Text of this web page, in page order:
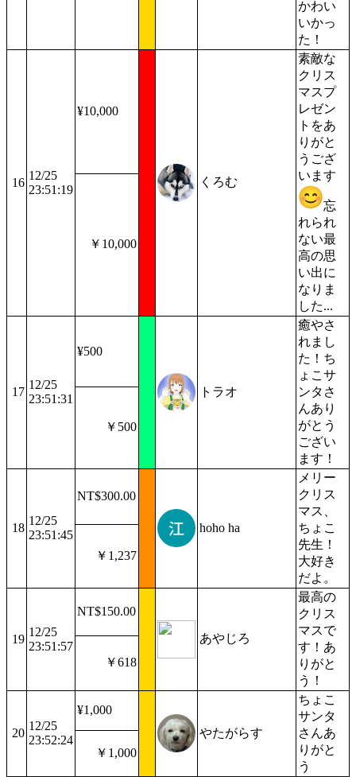
かわい
いかっ
た！
16
12/25
23:51:19
¥10,000
くろむ
素敵な
クリス
マスプ
レゼン
トをあ
りがと
うござ
います
忘
れられ
ない最
高の思
い出に
なりま
した...
￥10,000
17
12/25
23:51:31
¥500
トラオ
癒やさ
れまし
た！ち
ょこサ
ンタさ
んあり
がとう
ござい
ます！
￥500
18
12/25
23:51:45
NT$300.00
hoho ha
メリー
クリス
マス、
ちょこ
先生！
大好き
だよ。
￥1,237
19
12/25
23:51:57
NT$150.00
あやじろ
最高の
クリス
マスで
す！あ
りがと
う！
￥618
20
12/25
23:52:24
¥1,000
やたがらす
ちょこ
サンタ
さんあ
りがと
う
￥1,000